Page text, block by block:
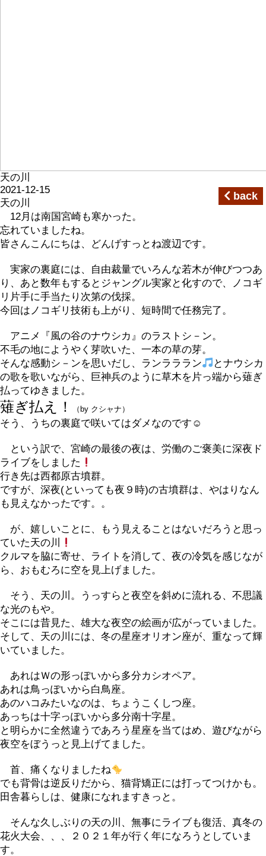
天の川
2021-12-15
天の川
back
12月は南国宮崎も寒かった。
忘れていましたね。
皆さんこんにちは、どんげすっとね渡辺です。
実家の裏庭には、自由裁量でいろんな若木が伸びつつあ
り、あと数年もするとジャングル実家と化すので、ノコギ
リ片手に手当たり次第の伐採。
今回はノコギリ技術も上がり、短時間で任務完了。
アニメ『風の谷のナウシカ』のラストシ－ン。
不毛の地にようやく芽吹いた、一本の草の芽。
そんな感動シ－ンを思いだし、ランラララン
とナウシカ
の歌を歌いながら、巨神兵のように草木を片っ端から薙ぎ
払ってゆきました。
薙ぎ払え！ （by クシャナ）
そう、うちの裏庭で咲いてはダメなのです☺
という訳で、宮崎の最後の夜は、労働のご褒美に深夜ド
ライブをしました
行き先は西都原古墳群。
ですが、深夜(といっても夜９時)の古墳群は、やはりなん
も見えなかったです。。
が、嬉しいことに、もう見えることはないだろうと思っ
ていた天の川
クルマを脇に寄せ、ライトを消して、夜の冷気を感じなが
ら、おもむろに空を見上げました。
そう、天の川。うっすらと夜空を斜めに流れる、不思議
な光のもや。
そこには昔見た、雄大な夜空の絵画が広がっていました。
そして、天の川には、冬の星座オリオン座が、重なって輝
いていました。
あれはＷの形っぽいから多分カシオペア。
あれは鳥っぽいから白鳥座。
あのハコみたいなのは、ちょうこくしつ座。
あっちは十字っぽいから多分南十字星。
と明らかに全然違うであろう星座を当てはめ、遊びながら
夜空をぼうっと見上げてました。
首、痛くなりましたね
でも背骨は逆反りだから、猫背矯正には打ってつけかも。
田舎暮らしは、健康になれますきっと。
そんな久しぶりの天の川、無事にライブも復活、真冬の
花火大会、、、２０２１年が行く年になろうとしていま
す。